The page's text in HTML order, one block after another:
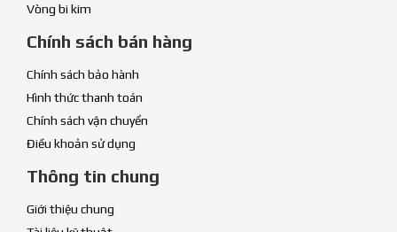
Vòng bi kim
Chính sách bán hàng
Chính sách bảo hành
Hình thức thanh toán
Chính sách vận chuyển
Điều khoản sử dụng
Thông tin chung
Giới thiệu chung